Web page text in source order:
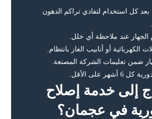
كل استخدام لتفادي تراكم الدهون
الجهاز عند ملاحظة أي خلل.
الكهربائية أو أنابيب الغاز بانتظام.
ضمن تعليمات الشركة المصنعة.
أشهر على الأقل.
إلى خدمة إصلاح
في عجمان؟